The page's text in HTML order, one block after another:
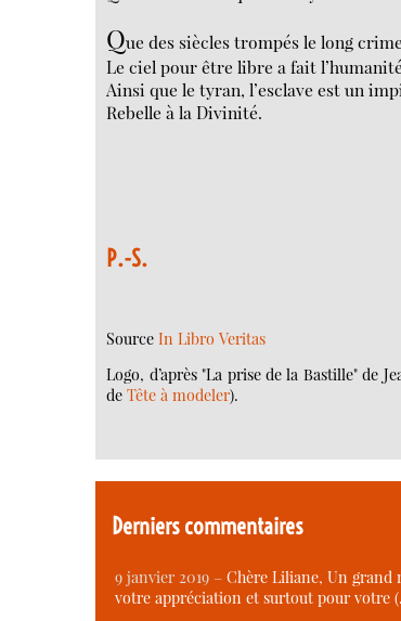
Que des siècles trompés le long
Le ciel pour être libre a fait
Ainsi que le tyran, l’esclave est un
Rebelle à la Divinité.
P.-S.
SourceIn Libro Veritas
Logo, d’après "La prise de la Bastille" de
deTête à modeler).
Derniers commentaires
9 janvier 2019 – Chère Liliane, Un grand
votre appréciation et surtout pour votre